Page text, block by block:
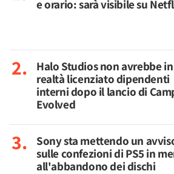
e orario: sarà visibile su
Halo Studios non avrebbe in
realtà licenziato dipendenti
interni dopo il lancio di
Evolved
Sony sta mettendo un
sulle confezioni di PS5 in
all'abbandono dei dischi